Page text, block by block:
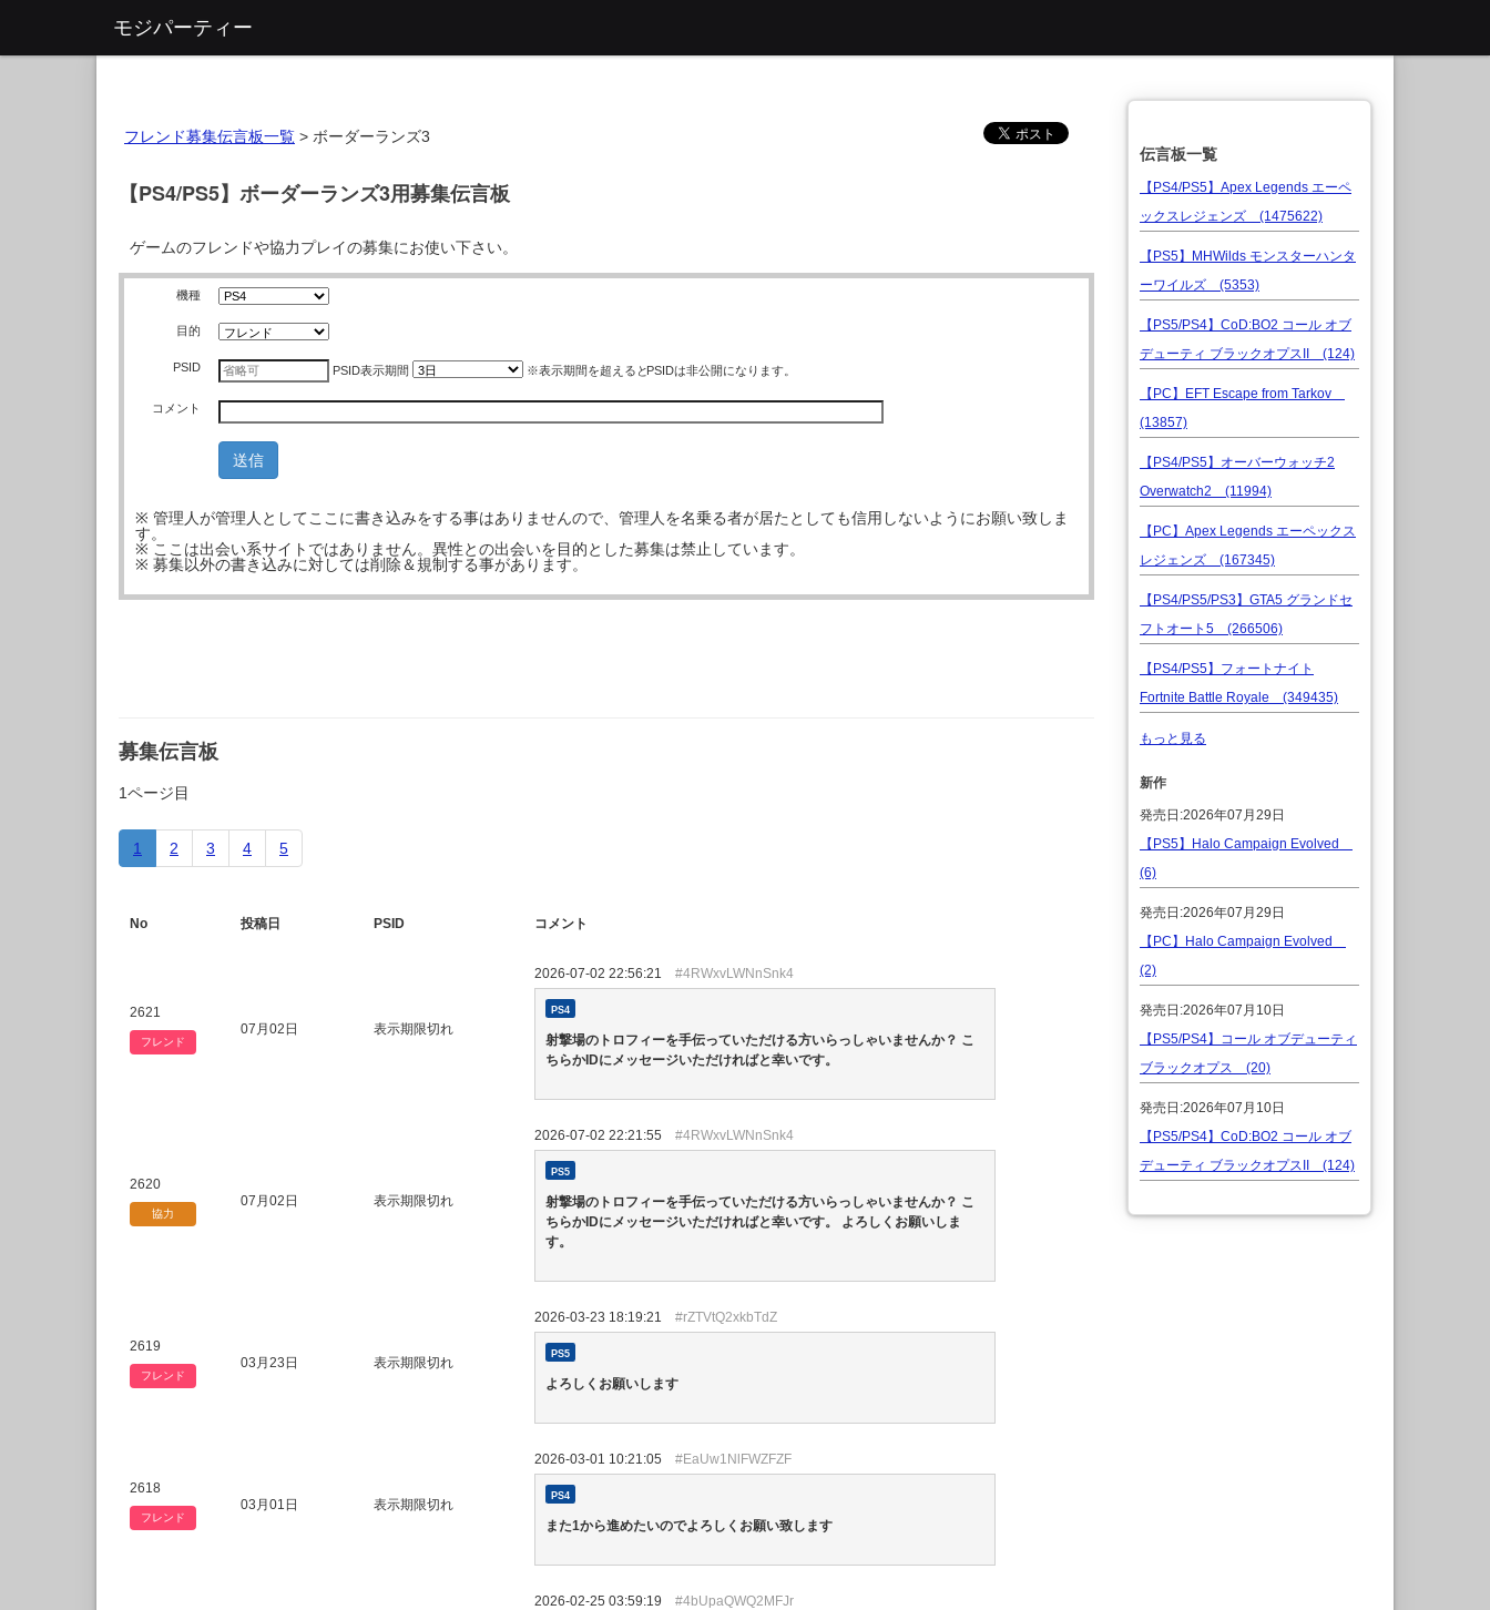
モジパーティー
フレンド募集伝言板一覧 > ボーダーランズ3
【PS4/PS5】ボーダーランズ3用募集伝言板
ゲームのフレンドや協力プレイの募集にお使い下さい。
機種
目的
PSID PSID表示期間 ※表示期間を超えるとPSIDは非公開になります。
コメント
※ 管理人が管理人としてここに書き込みをする事はありませんので、管理人を名乗る者が居たとしても信用しないようにお願い致しま
す。
※ ここは出会い系サイトではありません。異性との出会いを目的とした募集は禁止しています。
※ 募集以外の書き込みに対しては削除＆規制する事があります。
募集伝言板
1ページ目
1 2 3 4 5
No 投稿日 PSID コメント
2621
フレンド
07月02日 表示期限切れ
2026-07-02 22:56:21 #4RWxvLWNnSnk4
PS4
射撃場のトロフィーを手伝っていただける方いらっしゃいませんか？ こ
ちらかIDにメッセージいただければと幸いです。
2620
協力
07月02日 表示期限切れ
2026-07-02 22:21:55 #4RWxvLWNnSnk4
PS5
射撃場のトロフィーを手伝っていただける方いらっしゃいませんか？ こ
ちらかIDにメッセージいただければと幸いです。 よろしくお願いしま
す。
2619
フレンド
03月23日 表示期限切れ
2026-03-23 18:19:21 #rZTVtQ2xkbTdZ
PS5
よろしくお願いします
2618
フレンド
03月01日 表示期限切れ
2026-03-01 10:21:05 #EaUw1NlFWZFZF
PS4
また1から進めたいのでよろしくお願い致します
2026-02-25 03:59:19 #4bUpaQWQ2MFJr
伝言板一覧
【PS4/PS5】Apex Legends エーペ
ックスレジェンズ (1475622)
【PS5】MHWilds モンスターハンタ
ーワイルズ (5353)
【PS5/PS4】CoD:BO2 コール オブ
デューティ ブラックオプスII (124)
【PC】EFT Escape from Tarkov
(13857)
【PS4/PS5】オーバーウォッチ2
Overwatch2 (11994)
【PC】Apex Legends エーペックス
レジェンズ (167345)
【PS4/PS5/PS3】GTA5 グランドセ
フトオート5 (266506)
【PS4/PS5】フォートナイト
Fortnite Battle Royale (349435)
もっと見る
新作
発売日:2026年07月29日
【PS5】Halo Campaign Evolved
(6)
発売日:2026年07月29日
【PC】Halo Campaign Evolved
(2)
発売日:2026年07月10日
【PS5/PS4】コール オブデューティ
ブラックオプス (20)
発売日:2026年07月10日
【PS5/PS4】CoD:BO2 コール オブ
デューティ ブラックオプスII (124)